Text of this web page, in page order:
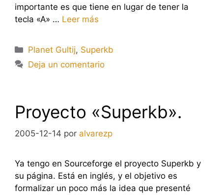
importante es que tiene en lugar de tener la
tecla «A» … Leer más
Categorías
Planet Gultij, Superkb
Deja un comentario
Proyecto «Superkb».
2005-12-14 por alvarezp
Ya tengo en Sourceforge el proyecto Superkb y
su página. Está en inglés, y el objetivo es
formalizar un poco más la idea que presenté